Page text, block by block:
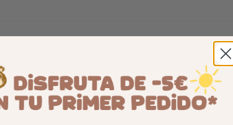
dorado